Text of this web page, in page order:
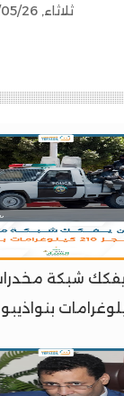
ثلاثاء, 2026/05/26 - 20:26
يفكك شبكة